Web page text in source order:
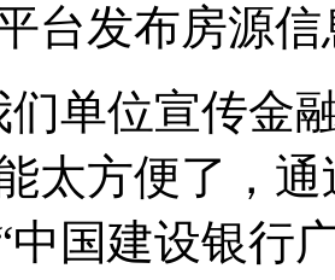
台发布房源信
们单位宣传金
太方便了，
中国建设银行